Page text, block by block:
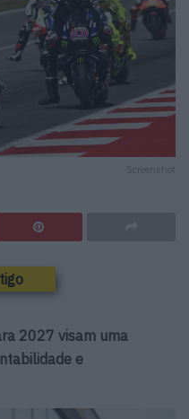
Screenshot
2027 visam uma
e